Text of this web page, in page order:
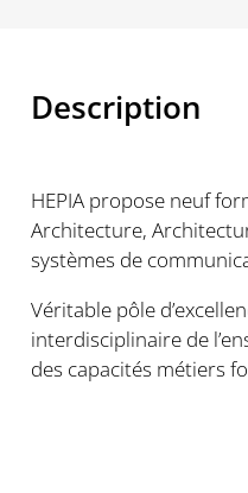
Description
HEPIA propose neuf
Architecture,
systèmes de
Véritable pôle
interdisciplinaire de
des capacités métiers